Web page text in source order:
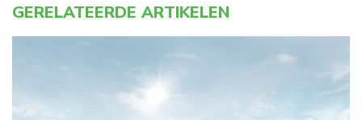
GERELATEERDE ARTIKELEN